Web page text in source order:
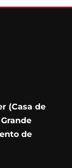
(Casa de
de